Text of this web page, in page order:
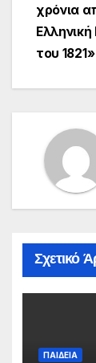
χρόνια
του 1821»
Σχετικό
ΠΑΙΔΕΙΑ